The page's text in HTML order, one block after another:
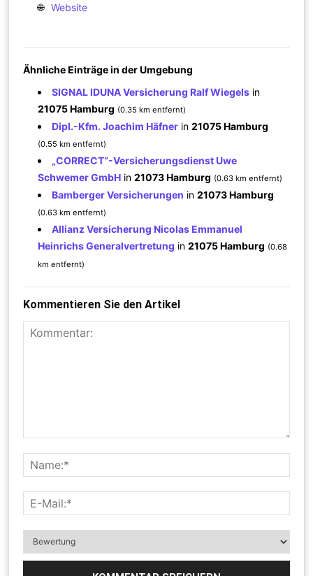
🌐 Website
Ähnliche Einträge in der Umgebung
SIGNAL IDUNA Versicherung Ralf Wiegels in
21075 Hamburg (0.35 km entfernt)
Dipl.-Kfm. Joachim Häfner in21075 Hamburg
(0.55 km entfernt)
„CORRECT“-Versicherungsdienst Uwe
Schwemer GmbH in21073 Hamburg (0.63 km entfernt)
Bamberger Versicherungen in21073 Hamburg
(0.63 km entfernt)
Allianz Versicherung Nicolas Emmanuel
Heinrichs Generalvertretung in21075 Hamburg (0.68
km entfernt)
Kommentieren Sie den Artikel